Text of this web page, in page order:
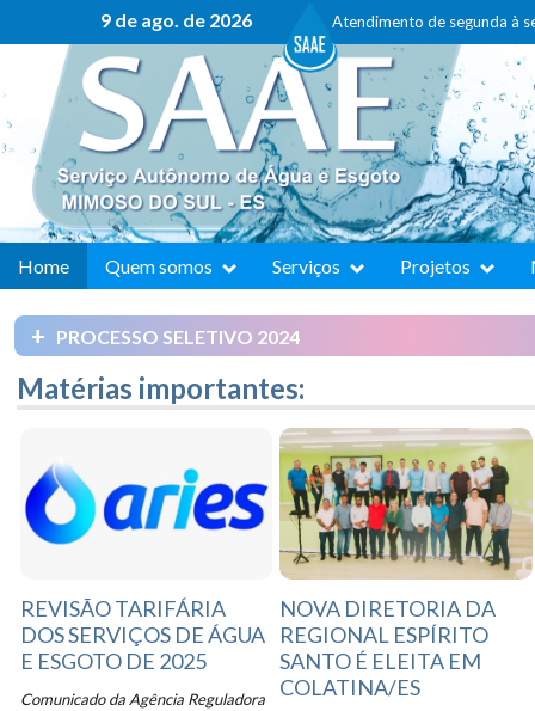
9 de ago. de 2026 Atendimento de segunda à
Home Quem somos Serviços Projetos
PROCESSO SELETIVO 2024
Matérias importantes:
REVISÃO TARIFÁRIA
DOS SERVIÇOS DE ÁGUA
E ESGOTO DE 2025
Comunicado da Agência Reguladora
NOVA DIRETORIA DA
REGIONAL ESPÍRITO
SANTO É ELEITA EM
COLATINA/ES